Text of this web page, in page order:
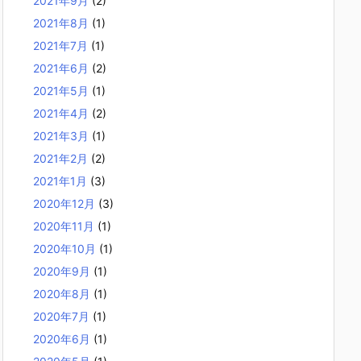
2021年8月 (1)
2021年7月 (1)
2021年6月 (2)
2021年5月 (1)
2021年4月 (2)
2021年3月 (1)
2021年2月 (2)
2021年1月 (3)
2020年12月 (3)
2020年11月 (1)
2020年10月 (1)
2020年9月 (1)
2020年8月 (1)
2020年7月 (1)
2020年6月 (1)